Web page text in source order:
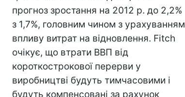
прогноз зростання на 2012 р. до 2,2%
з 1,7%, головним чином з урахуванням
впливу витрат на відновлення. Fitch
очікує, що втрати ВВП від
короткострокової перерви у
виробництві будуть тимчасовими і
будуть компенсовані за рахунок